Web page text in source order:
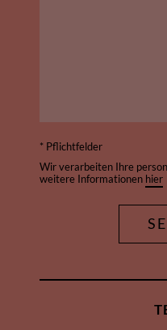
* Pflichtfelder
Wir verarbeiten Ihre
weitere Informationen hier